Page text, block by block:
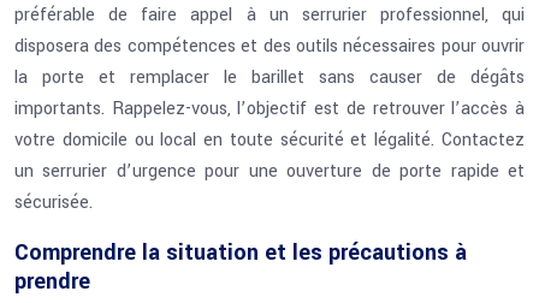
préférable de faire appel à un serrurier professionnel, qui
disposera des compétences et des outils nécessaires pour ouvrir
la porte et remplacer le barillet sans causer de dégâts
importants. Rappelez-vous, l’objectif est de retrouver l’accès à
votre domicile ou local en toute sécurité et légalité. Contactez
un serrurier d’urgence pour une ouverture de porte rapide et
sécurisée.
Comprendre la situation et les précautions à
prendre